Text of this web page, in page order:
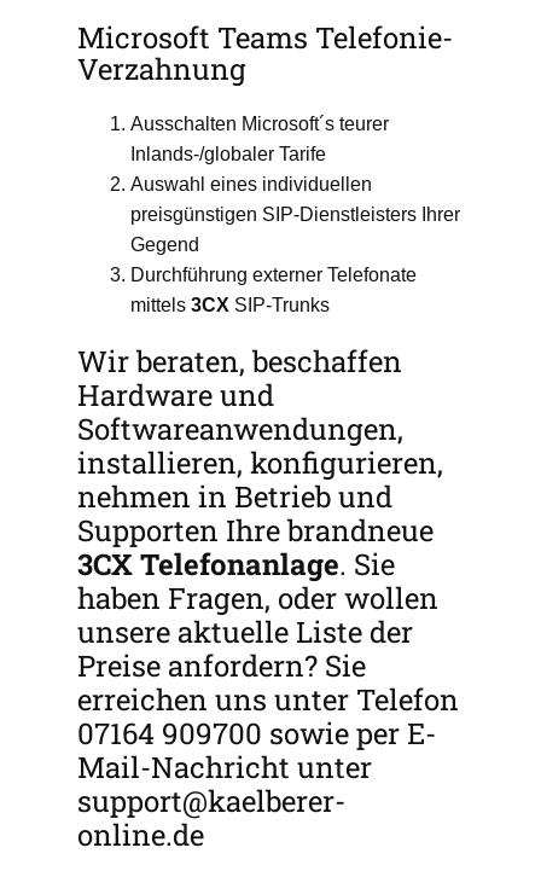
Microsoft Teams Telefonie-
Verzahnung
Ausschalten Microsoft´s teurer
Inlands-/globaler Tarife
Auswahl eines individuellen
preisgünstigen SIP-Dienstleisters Ihrer
Gegend
Durchführung externer Telefonate
mittels 3CX SIP-Trunks
Wir beraten, beschaffen
Hardware und
Softwareanwendungen,
installieren, konfigurieren,
nehmen in Betrieb und
Supporten Ihre brandneue
3CXTelefonanlage. Sie
haben Fragen, oder wollen
unsere aktuelle Liste der
Preise anfordern? Sie
erreichen uns unter Telefon
07164 909700 sowie per E-
Mail-Nachricht unter
support@kaelberer-
online.de